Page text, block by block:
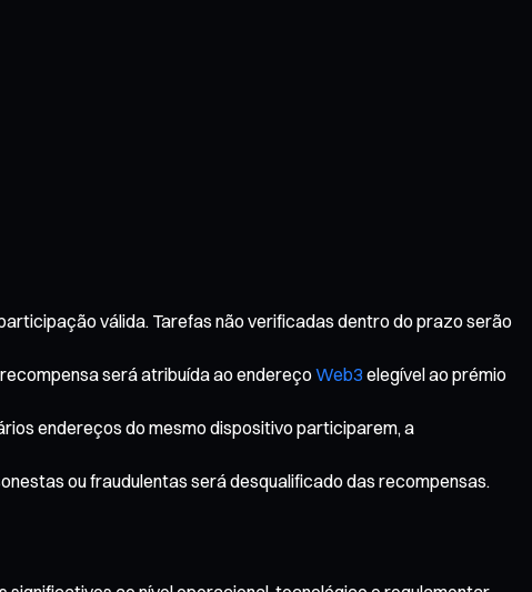
válida. Tarefas não verificadas dentro do prazo serão
recompensa será atribuída ao endereçoWeb3 elegível ao prémio
endereços do mesmo dispositivo participarem, a
ou fraudulentas será desqualificado das recompensas.